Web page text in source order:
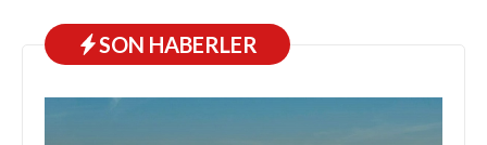
SON HABERLER